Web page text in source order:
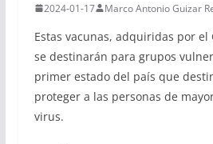
2024-01-17 Marco Antonio Guizar
Estas vacunas, adquiridas por el
se destinarán para grupos
primer estado del país que
proteger a las personas de
virus.